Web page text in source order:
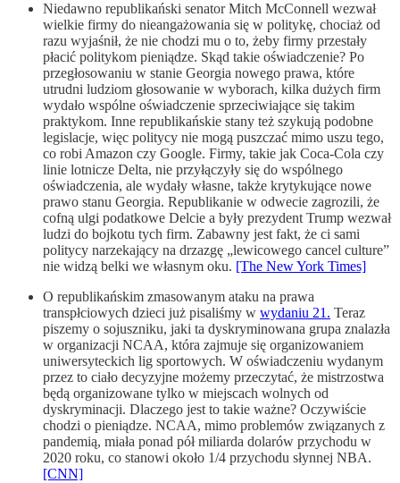
Niedawno republikański senator Mitch McConnell wezwał
wielkie firmy do nieangażowania się w politykę, chociaż od
razu wyjaśnił, że nie chodzi mu o to, żeby firmy przestały
płacić politykom pieniądze. Skąd takie oświadczenie? Po
przegłosowaniu w stanie Georgia nowego prawa, które
utrudni ludziom głosowanie w wyborach, kilka dużych firm
wydało wspólne oświadczenie sprzeciwiające się takim
praktykom. Inne republikańskie stany też szykują podobne
legislacje, więc politycy nie mogą puszczać mimo uszu tego,
co robi Amazon czy Google. Firmy, takie jak Coca-Cola czy
linie lotnicze Delta, nie przyłączyły się do wspólnego
oświadczenia, ale wydały własne, także krytykujące nowe
prawo stanu Georgia. Republikanie w odwecie zagrozili, że
cofną ulgi podatkowe Delcie a były prezydent Trump wezwał
ludzi do bojkotu tych firm. Zabawny jest fakt, że ci sami
politycy narzekający na drzazgę „lewicowego cancel culture”
nie widzą belki we własnym oku. [The New York Times]
O republikańskim zmasowanym ataku na prawa
transpłciowych dzieci już pisaliśmy w wydaniu 21. Teraz
piszemy o sojuszniku, jaki ta dyskryminowana grupa znalazła
w organizacji NCAA, która zajmuje się organizowaniem
uniwersyteckich lig sportowych. W oświadczeniu wydanym
przez to ciało decyzyjne możemy przeczytać, że mistrzostwa
będą organizowane tylko w miejscach wolnych od
dyskryminacji. Dlaczego jest to takie ważne? Oczywiście
chodzi o pieniądze. NCAA, mimo problemów związanych z
pandemią, miała ponad pół miliarda dolarów przychodu w
2020 roku, co stanowi około 1/4 przychodu słynnej NBA.
[CNN]